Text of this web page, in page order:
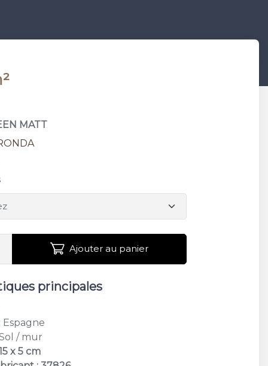
MATT
Ajouter au panier
principales
: Espagne
/ mur
x 5 cm